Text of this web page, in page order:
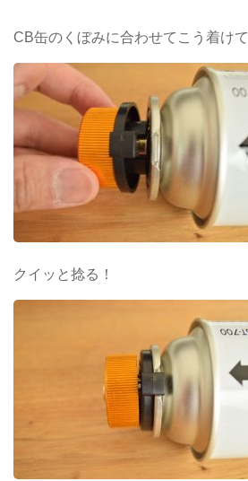
CB缶のくぼみに合わせてこう着けて
クイッと捻る！